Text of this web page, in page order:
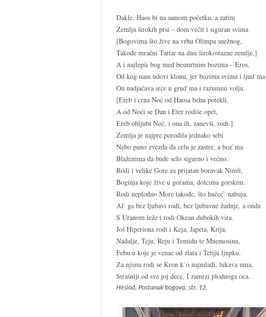
–
citati
Dakle, Haos bi na samom početku, a zatim
Zemlja širokih prsi – dom večit i siguran svima
[Bogovima što žive na vrhu Olimpa snežnog,
Takođe mračni Tartar na dnu širokostazne zemlje,]
A i najlepši bog međ besmrtnim bozima – Eros,
Od kog nam udovi klonu, jer bozima svima i ljud`ma
On nadjačava srce u grud`ma i razumnu volju.
[Ereb i crna Noć od Haosa behu potekli.
A od Noći se Dan i Eter rodiše opet,
Ereb obljubi Noć, i ona ih, zanevši, rodi.]
Zemlja je najpre porodila jednako sebi
Nebo puno zvezda da celu je zastre, a boz`ma
Blaženima da bude selo sigurno i večno.
Rodi i velike Gore za prijatan boravak Nimfi,
Boginja koje žive u gorama, dolcima gorskim.
Rodi neplodno More takođe, što hučeć` nabuja,
Al` ga bez ljubavi rodi, bez ljubavne žudnje, a onda
S Uranom leže i rodi Okean dubokih vira.
Još Hiperiona rodi i Keja, Japeta, Krija,
Nadalje, Teju, Reju i Temidu te Mnemosinu,
Febu u koje je venac od zlata i Tetiju ljupku.
Za njima rodi se Kron k`o najmlađi, lukava uma,
Strašniji od sve joj dece. I zamrzi plodnoga oca.
Hesiod, Postanak bogova, str. 12.